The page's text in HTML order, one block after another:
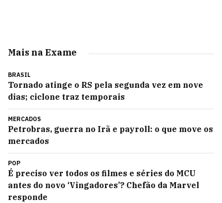
Mais na Exame
BRASIL
Tornado atinge o RS pela segunda vez em nove
dias; ciclone traz temporais
MERCADOS
Petrobras, guerra no Irã e payroll: o que move os
mercados
POP
É preciso ver todos os filmes e séries do MCU
antes do novo ‘Vingadores’? Chefão da Marvel
responde